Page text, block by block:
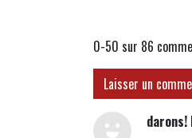
0-50 sur 86
Laisser un
darons!